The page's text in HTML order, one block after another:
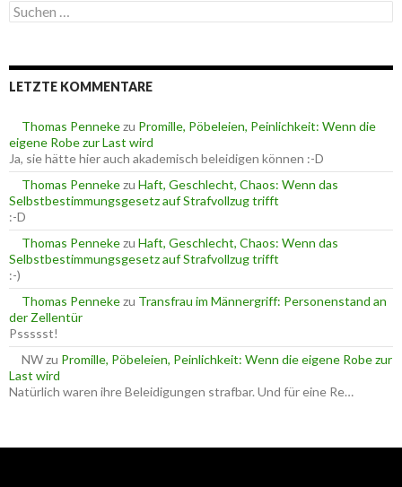
g
o
n
S
u
e
n
c
h
:
LETZTE KOMMENTARE
Thomas Pennekezu Promille, Pöbeleien, Peinlichkeit: Wenn die
eigene Robe zur Last wird
Ja, sie hätte hier auch akademisch beleidigen können :-D
Thomas Pennekezu Haft, Geschlecht, Chaos: Wenn das
Selbstbestimmungsgesetz auf Strafvollzug trifft
:-D
Thomas Pennekezu Haft, Geschlecht, Chaos: Wenn das
Selbstbestimmungsgesetz auf Strafvollzug trifft
:-)
Thomas Pennekezu Transfrau im Männergriff: Personenstand an
der Zellentür
Pssssst!
NWzu Promille, Pöbeleien, Peinlichkeit: Wenn die eigene Robe zur
Last wird
Natürlich waren ihre Beleidigungen strafbar. Und für eine Re…